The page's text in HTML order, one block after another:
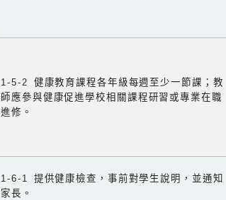
1-5-2 健康教育課程各年級每週至少一節課；教
師應參與健康促進學校相關課程研習或專業在職
進修。
1-6-1 提供健康檢查，事前對學生說明，並通知
家長。